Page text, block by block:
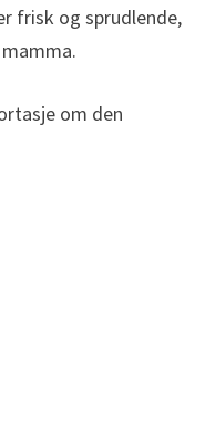
frisk og sprudlende,
om den